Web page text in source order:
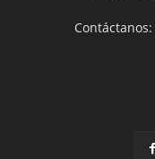
Contáctanos: